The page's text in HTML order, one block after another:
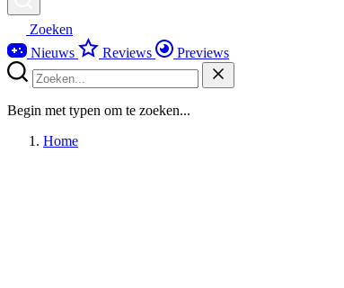
Zoeken
Nieuws
Reviews Previews
Begin met typen om te zoeken...
Home